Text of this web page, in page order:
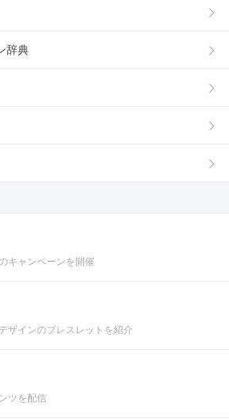
辞典
キャンペーンを開催
ザインのブレスレットを紹介
ツを配信